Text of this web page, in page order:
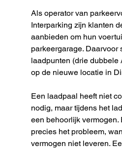
Als operator van
Interparking zijn klanten
aanbieden om hun
parkeergarage. Daarvoor
laadpunten (drie dubbele
op de nieuwe locatie in
Een laadpaal heeft niet
nodig, maar tijdens het
een behoorlijk vermogen.
precies het probleem,
vermogen niet leveren.